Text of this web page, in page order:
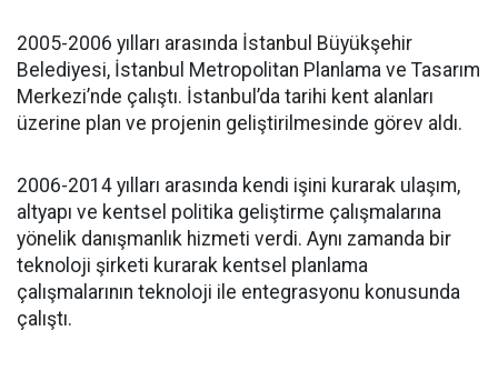
2005-2006 yılları arasında İstanbul Büyükşehir
Belediyesi, İstanbul Metropolitan Planlama ve Tasarım
Merkezi’nde çalıştı. İstanbul’da tarihi kent alanları
üzerine plan ve projenin geliştirilmesinde görev aldı.
2006-2014 yılları arasında kendi işini kurarak ulaşım,
altyapı ve kentsel politika geliştirme çalışmalarına
yönelik danışmanlık hizmeti verdi. Aynı zamanda bir
teknoloji şirketi kurarak kentsel planlama
çalışmalarının teknoloji ile entegrasyonu konusunda
çalıştı.